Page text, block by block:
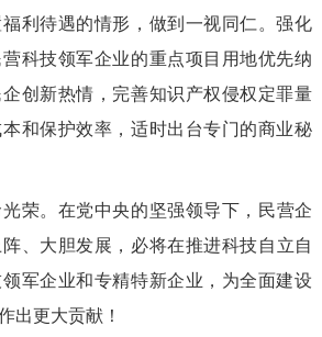
利待遇的情形，做到一视同仁 。强化
科技领军企业的重点项目用地优先纳
创新热情 ，完善知识产权侵权定罪量
和保护效率，适时出台专门的商业秘
荣。 在党中央的坚强领导下 ，民营企
阵、大胆发展， 必将在推进科技自立自
军企业和专精特新企业，为全面建设
出更大贡献！